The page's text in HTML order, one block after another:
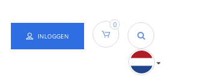
INLOGGEN
0